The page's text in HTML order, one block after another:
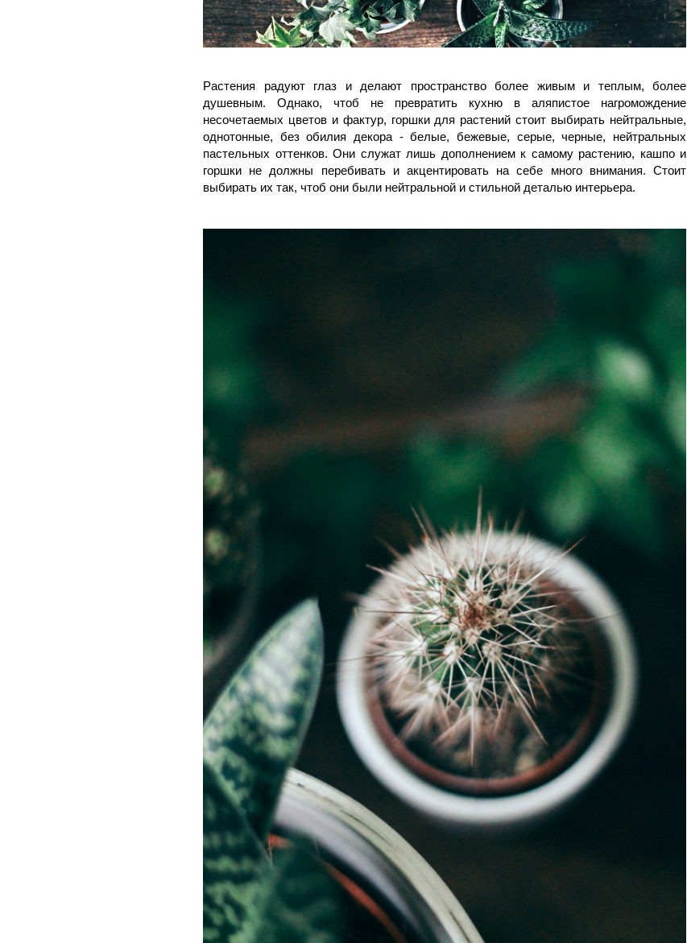
Растения радуют глаз и делают пространство более живым и теплым, более
душевным. Однако, чтоб не превратить кухню в аляпистое нагромождение
несочетаемых цветов и фактур, горшки для растений стоит выбирать нейтральные,
однотонные, без обилия декора - белые, бежевые, серые, черные, нейтральных
пастельных оттенков. Они служат лишь дополнением к самому растению, кашпо и
горшки не должны перебивать и акцентировать на себе много внимания. Стоит
выбирать их так, чтоб они были нейтральной и стильной деталью интерьера.